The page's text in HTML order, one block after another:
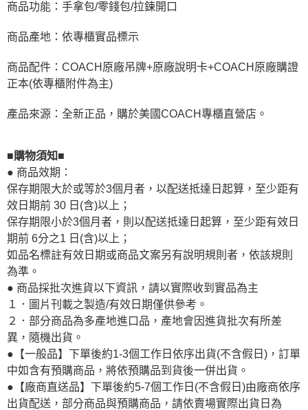
商品功能：手拿包/零錢包/拉鍊開口
商品產地：依專櫃實品標示
商品配件：COACH原廠吊牌+原廠說明卡+COACH原廠購證
正本(依專櫃附件為主)
產品來源：全新正品，購於美國COACH專櫃直營店。
■購物須知■
● 商品效期：
保存期限大於或等於3個月者，以配送抵達日起算，至少距有
效日期前 30 日(含)以上；
保存期限小於3個月者，則以配送抵達日起算，至少距有效日
期前 6分之1 日(含)以上；
如品名標註有效日期或商品文案另有說明規則者，依該規則
為準。
● 商品採批次進貨以下資訊，請以實際收到實品為主
１．圖片刊載之製造/有效日期僅供參考。
２．部分商品為多產地進口品，產地會因進貨批次有所差
異，隨機出貨。
●【一般品】下單後約1-3個工作日依序出貨(不含假日)，訂單
中如含有預購商品，將依預購品到貨後一併出貨。
●【廠商直送品】下單後約5-7個工作日(不含假日)由廠商依序
出貨配送，部分商品與預購商品，請依賣場實際出貨日為